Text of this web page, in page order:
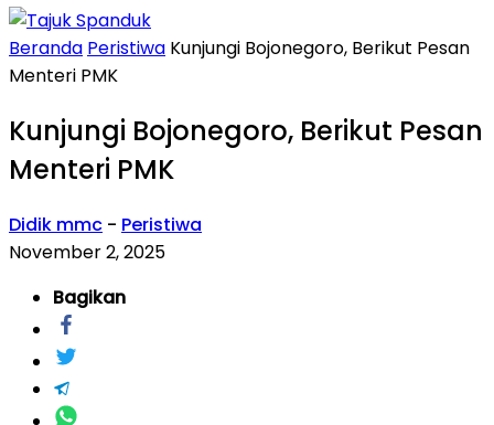
Beranda Peristiwa Kunjungi Bojonegoro, Berikut Pesan
Menteri PMK
Kunjungi Bojonegoro, Berikut Pesan
Menteri PMK
Didik mmc - Peristiwa
November 2, 2025
Bagikan